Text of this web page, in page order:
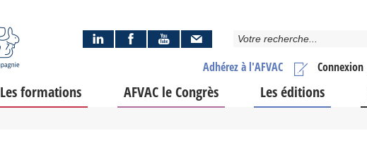
Connexion
Adhérez à l'AFVAC
Les formations AFVAC le Congrès Les éditions